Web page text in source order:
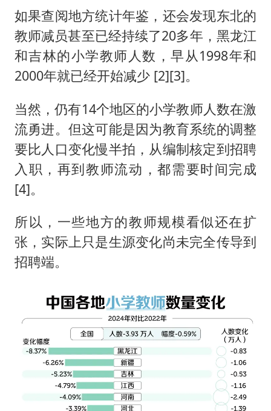
如果查阅地方统计年鉴，还会发现东北的
教师减员甚至已经持续了20多年，黑龙江
和吉林的小学教师人数，早从1998年和
2000年就已经开始减少 [2][3]。
当然，仍有14个地区的小学教师人数在激
流勇进。但这可能是因为教育系统的调整
要比人口变化慢半拍，从编制核定到招聘
入职，再到教师流动，都需要时间完成
[4]。
所以，一些地方的教师规模看似还在扩
张，实际上只是生源变化尚未完全传导到
招聘端。